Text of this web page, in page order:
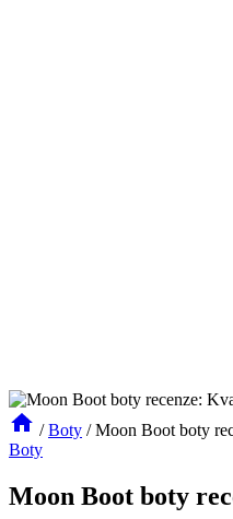
/ Boty / Moon Boot boty
Boty
Moon Boot boty